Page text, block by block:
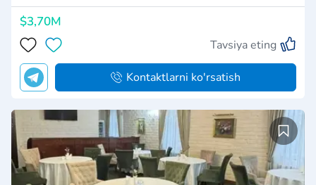
$3,70M
Tavsiya eting
Kontaktlarni ko'rsatish